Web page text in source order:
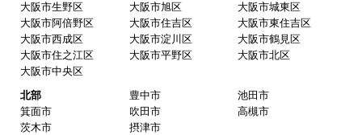
大阪市生野区
大阪市旭区
大阪市城東区
大阪市阿倍野区
大阪市住吉区
大阪市東住吉区
大阪市西成区
大阪市淀川区
大阪市鶴見区
大阪市住之江区
大阪市平野区
大阪市北区
大阪市中央区
北部
豊中市
池田市
箕面市
吹田市
高槻市
茨木市
摂津市